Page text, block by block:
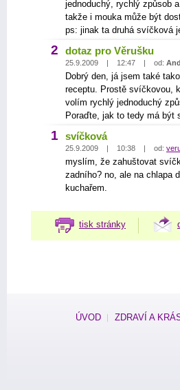
jednoduchý, rychlý způsob
takže i mouka může být
ps: jinak ta druhá svíčková
2 dotaz pro Věrušku
25.9.2009 | 12:47 | od:
Dobrý den, já jsem také
receptu. Prostě svíčkovou,
volím rychlý jednoduchý
Poraďte, jak to tedy má být
1 svíčková
25.9.2009 | 10:38 | od:
myslím, že zahuštovat
zadního? no, ale na chlapa
kuchařem.
tisk stránky
ÚVOD ZDRAVÍ A